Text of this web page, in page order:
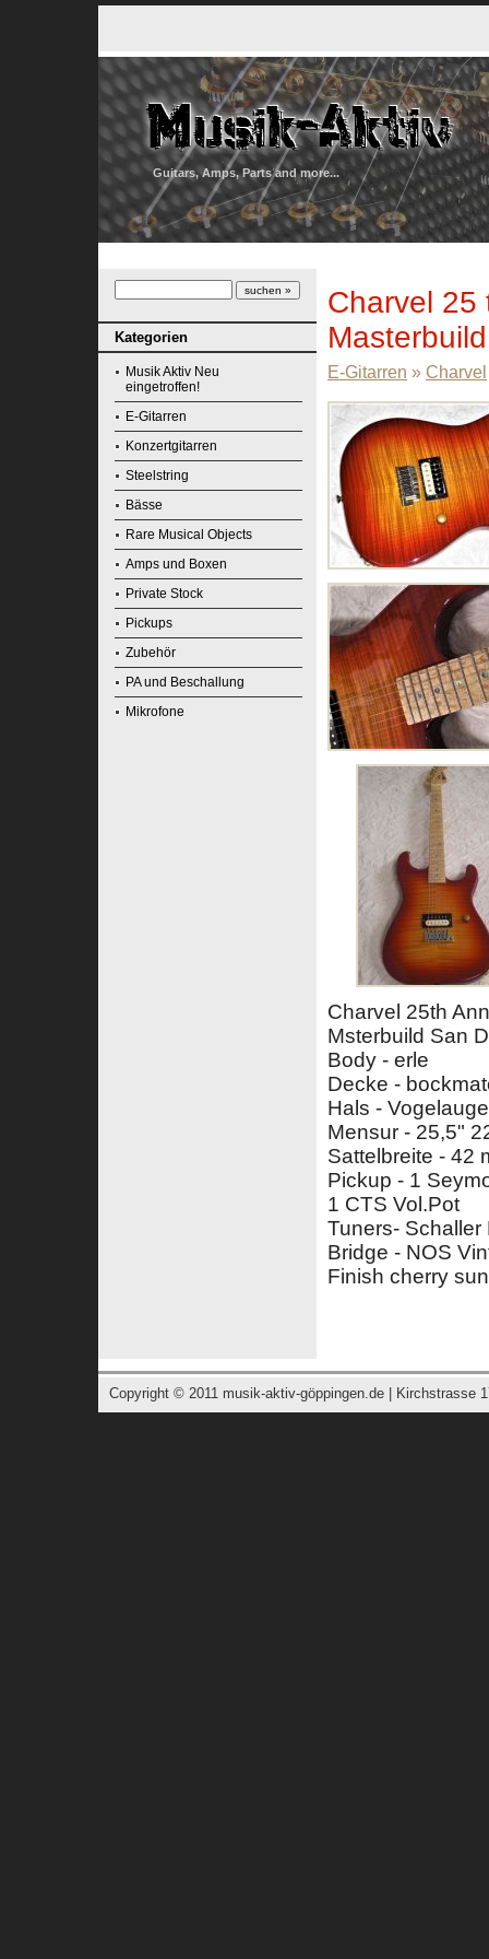
Guitars, Amps, Parts and more...
Kategorien
Musik Aktiv Neu
eingetroffen!
E-Gitarren
Konzertgitarren
Steelstring
Bässe
Rare Musical Objects
Amps und Boxen
Private Stock
Pickups
Zubehör
PA und Beschallung
Mikrofone
Charvel 25
E-Gitarren » Charvel
Charvel 25th
Msterbuild San
Body - erle
Decke -
Hals -
Mensur - 25,5"
Sattelbreite - 42
Pickup - 1
1 CTS Vol.Pot
Tuners-
Bridge - NOS
Finish cherry
Copyright © 2011 musik-aktiv-göppingen.de | Kirchstrasse